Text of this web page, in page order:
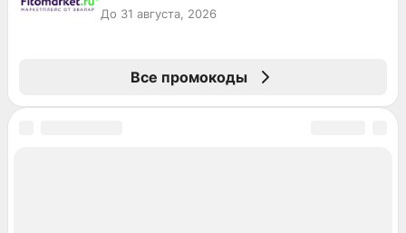
До 31 августа, 2026
Все промокоды